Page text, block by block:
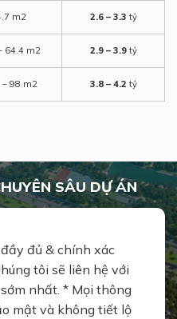
m2 2.6 – 3.3 tỷ
64.4 m2 2.9 – 3.9tỷ
98 m2 3.8 – 4.2 tỷ
SÂU DỰ ÁN
đủ & chính xác
tôi sẽ liên hệ với
nhất. * Mọi thông
mật và không tiết lộ